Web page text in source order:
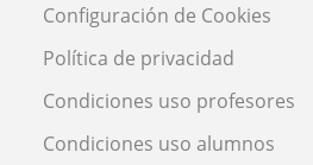
Configuración de Cookies
Política de privacidad
Condiciones uso profesores
Condiciones uso alumnos